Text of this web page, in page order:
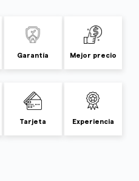
Garantía Mejor precio
Tarjeta Experiencia